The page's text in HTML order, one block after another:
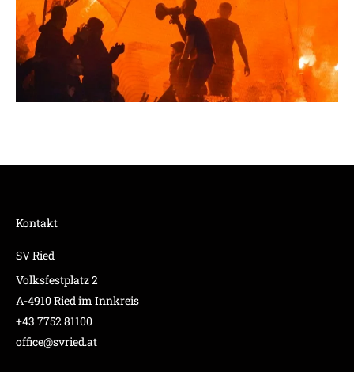
Kontakt
SV Ried
Volksfestplatz 2
A-4910 Ried im Innkreis
+43 7752 81100
office@svried.at